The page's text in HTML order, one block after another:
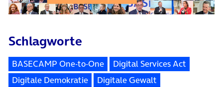
Schlagworte
BASECAMP One-to-One
Digital Services Act
Digitale Demokratie
Digitale Gewalt